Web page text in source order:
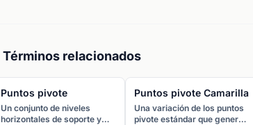
Términos relacionados
Puntos pivote
Un conjunto de niveles
horizontales de soporte y
Puntos pivote Camarilla
Una variación de los puntos
pivote estándar que genera